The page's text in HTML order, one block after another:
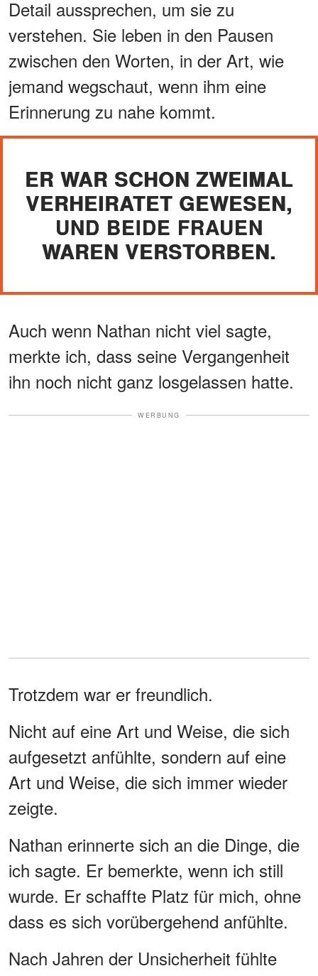
Detail aussprechen, um sie zu
verstehen. Sie leben in den Pausen
zwischen den Worten, in der Art, wie
jemand wegschaut, wenn ihm eine
Erinnerung zu nahe kommt.
ER WAR SCHON ZWEIMAL
VERHEIRATET GEWESEN,
UND BEIDE FRAUEN
WAREN VERSTORBEN.
Auch wenn Nathan nicht viel sagte,
merkte ich, dass seine Vergangenheit
ihn noch nicht ganz losgelassen hatte.
WERBUNG
Trotzdem war er freundlich.
Nicht auf eine Art und Weise, die sich
aufgesetzt anfühlte, sondern auf eine
Art und Weise, die sich immer wieder
zeigte.
Nathan erinnerte sich an die Dinge, die
ich sagte. Er bemerkte, wenn ich still
wurde. Er schaffte Platz für mich, ohne
dass es sich vorübergehend anfühlte.
Nach Jahren der Unsicherheit fühlte